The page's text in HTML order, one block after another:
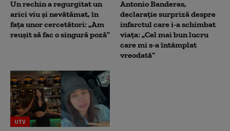
Un rechin a regurgitat un
arici viu și nevătămat, în
fața unor cercetători: „Am
reușit să fac o singură poză”
Antonio Banderas,
declarație surpriză despre
infarctul care i-a schimbat
viața: „Cel mai bun lucru
care mi s-a întâmplat
vreodată”
UTV